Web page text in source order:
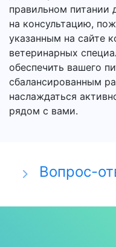
правильном питании
на консультацию,
указанным на сайте
ветеринарных
обеспечить вашего
сбалансированным
наслаждаться
рядом с вами.
Вопрос-